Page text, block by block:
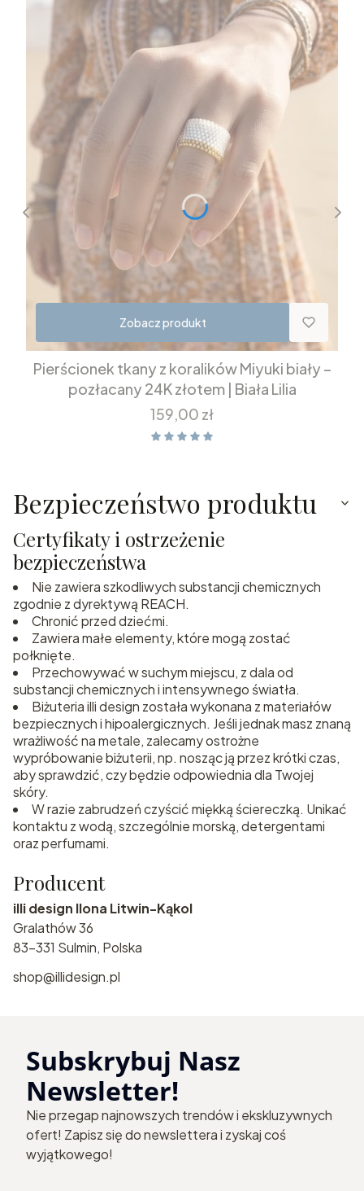
Zobacz produkt
Pierścionek tkany z koralików Miyuki biały –
pozłacany 24K złotem | Biała Lilia
Cena
159,00 zł
Bezpieczeństwo produktu
Certyfikaty i ostrzeżenie
bezpieczeństwa
Nie zawiera szkodliwych substancji chemicznych
zgodnie z dyrektywą REACH.
Chronić przed dziećmi.
Zawiera małe elementy, które mogą zostać
połknięte.
Przechowywać w suchym miejscu, z dala od
substancji chemicznych i intensywnego światła.
Biżuteria illi design została wykonana z materiałów
bezpiecznych i hipoalergicznych. Jeśli jednak masz znaną
wrażliwość na metale, zalecamy ostrożne
wypróbowanie biżuterii, np. nosząc ją przez krótki czas,
aby sprawdzić, czy będzie odpowiednia dla Twojej
skóry.
W razie zabrudzeń czyścić miękką ściereczką. Unikać
kontaktu z wodą, szczególnie morską, detergentami
oraz perfumami.
Producent
illi design Ilona Litwin-Kąkol
Gralathów 36
83-331 Sulmin, Polska
shop@illidesign.pl
Subskrybuj Nasz
Newsletter!
Nie przegap najnowszych trendów i ekskluzywnych
ofert! Zapisz się do newslettera i zyskaj coś
wyjątkowego!